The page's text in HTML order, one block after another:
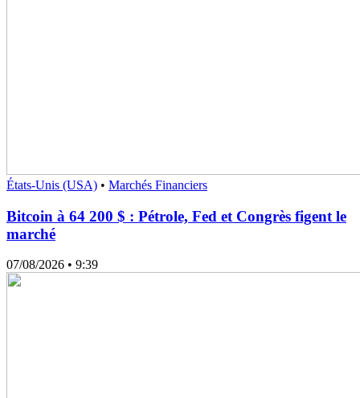
États-Unis (USA) • Marchés Financiers
Bitcoin à 64 200 $ : Pétrole, Fed et Congrès figent le
marché
07/08/2026 • 9:39